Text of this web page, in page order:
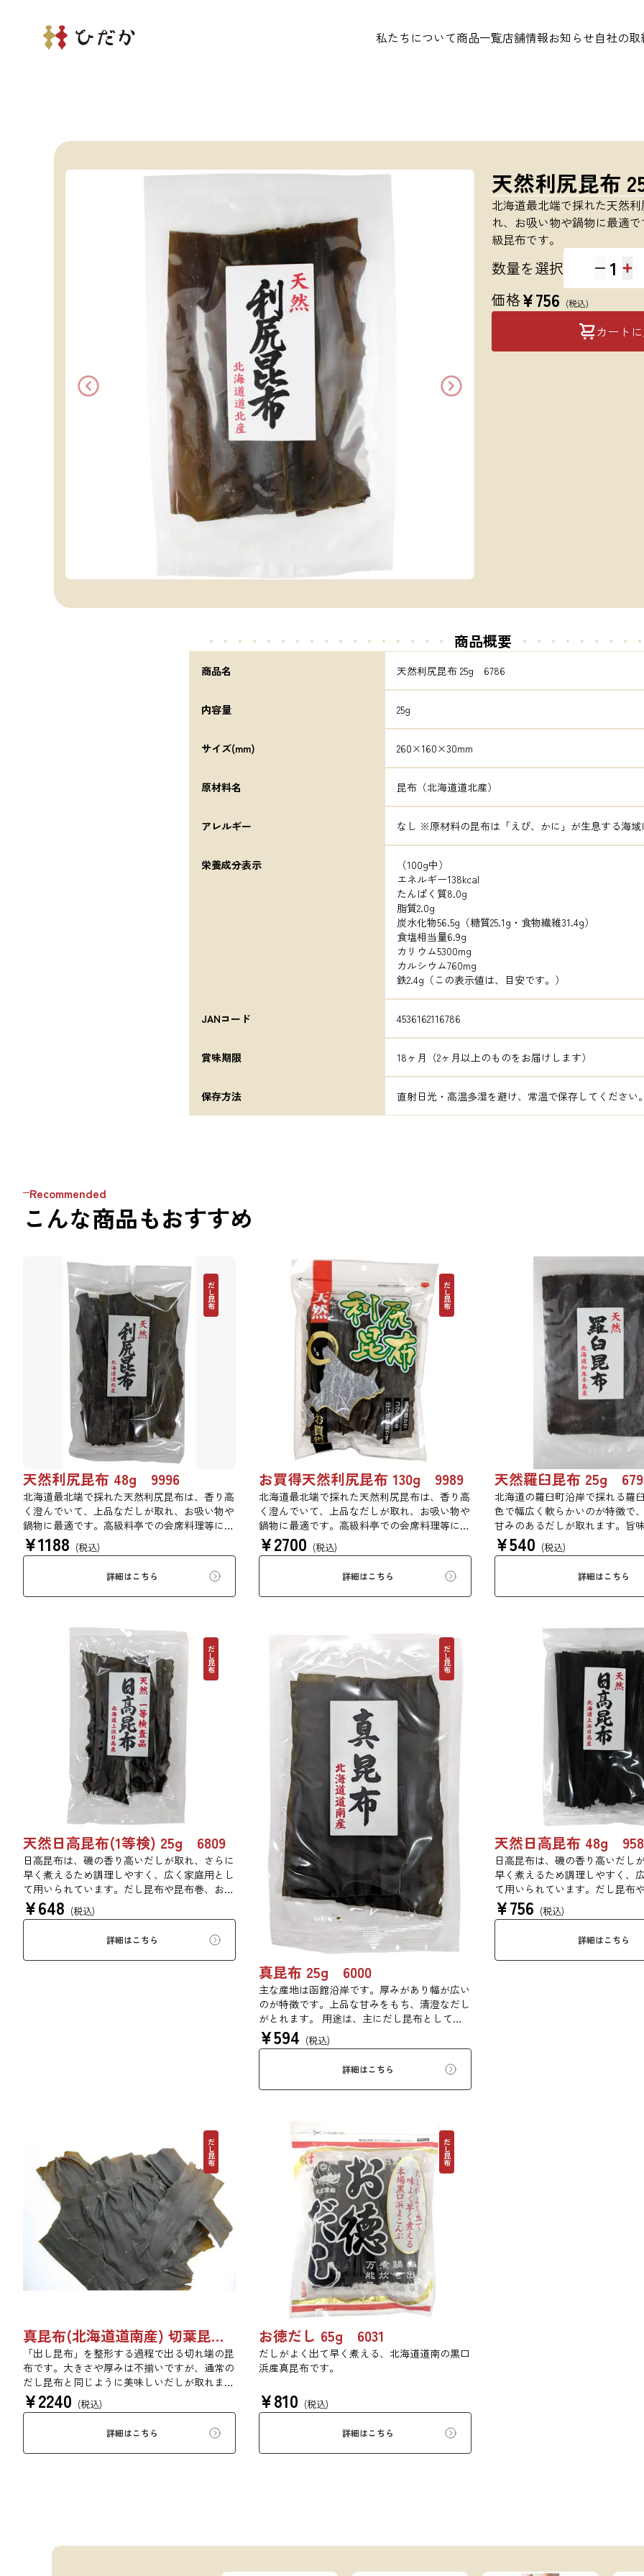
私たちについて商品一覧店舗情報お知らせ自社の
天然利尻昆布
北海道最北端で採れた天然
れ、お吸い物や鍋物に最適
級昆布です。
数量を選択 1
価格¥756 (税込)
カート
・・・・・ ・・・・・・・・・・・・ 商品概要 ・・・・・ ・・・
商品名 天然利尻昆布 25g　6786
内容量 25g
サイズ(mm) 260×160×30mm
原材料名 昆布（北海道道北産）
アレルギー なし ※原材料の昆布は「えび、かに」が生息する海
栄養成分表示
（100g中）
エネルギー138kcal
たんぱく質8.0g
脂質2.0g
炭水化物56.5g（糖質25.1g・食物繊維31.4g）
食塩相当量6.9g
カリウム5300mg
カルシウム760mg
鉄2.4g（この表示値は、目安です。）
JANコード 4536162116786
賞味期限 18ヶ月（2ヶ月以上のものをお届けします）
保存方法 直射日光・高温多湿を避け、常温で保存してください
Recommended
こんな商品もおすすめ
だし昆布
天然利尻昆布 48g 9996
北海道最北端で採れた天然利尻昆布は、香り高
く澄んでいて、上品なだしが取れ、お吸い物や
鍋物に最適です。高級料亭での会席料理等にも
使われている高級昆布です。
¥1188 (税込)
詳細はこちら
だし昆布
お買得天然利尻昆布 130g 9989
北海道最北端で採れた天然利尻昆布は、香り高
く澄んでいて、上品なだしが取れ、お吸い物や
鍋物に最適です。高級料亭での会席料理等にも
使われている高級昆布です。
¥2700 (税込)
詳細はこちら
天然羅臼昆布 25g
北海道の羅臼町沿岸で採れる羅
色で幅広く軟らかいのが特徴で
甘みのあるだしが取れます。旨
みもっちりした食感があるため
で評価の高い高級昆布です。
¥540 (税込)
詳細はこちら
だし昆布
天然日高昆布(1等検) 25g 6809
日高昆布は、磯の香り高いだしが取れ、さらに
早く煮えるため調理しやすく、広く家庭用とし
て用いられています。だし昆布や昆布巻、おで
ん、佃煮、煮締め等に最適です。
¥648 (税込)
詳細はこちら
だし昆布
真昆布 25g 6000
主な産地は函館沿岸です。厚みがあり幅が広い
のが特徴です。上品な甘みをもち、清澄なだし
がとれます。 用途は、主にだし昆布として利
用するほか、佃煮や塩昆布などに用いられま
す。
¥594 (税込)
詳細はこちら
天然日高昆布 48g
日高昆布は、磯の香り高いだし
早く煮えるため調理しやすく、
て用いられています。だし昆布
ん、佃煮、煮締め等に最適です
¥756 (税込)
詳細はこちら
だし昆布
真昆布(北海道道南産) 切葉昆布 500g 【●受注生産品】03110011
「出し昆布」を整形する過程で出る切れ端の昆
布です。大きさや厚みは不揃いですが、通常の
だし昆布と同じように美味しいだしが取れま
す。
¥2240 (税込)
詳細はこちら
だし昆布
お徳だし 65g 6031
だしがよく出て早く煮える、北海道道南の黒口
浜産真昆布です。
¥810 (税込)
詳細はこちら